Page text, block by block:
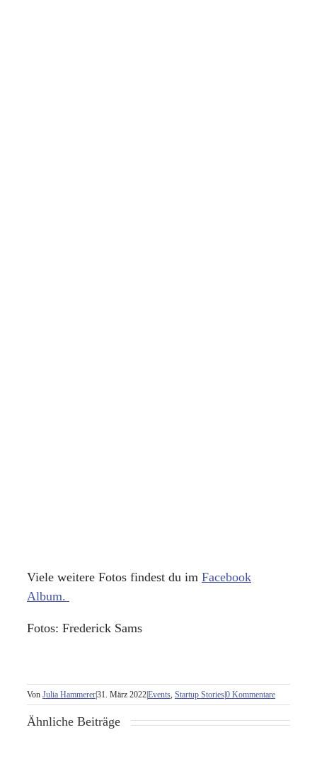
Viele weitere Fotos findest du im Facebook
Album.
Fotos: Frederick Sams
Von Julia Hammerer31. März 2022Events, Startup Stories0 Kommentare
Ähnliche Beiträge